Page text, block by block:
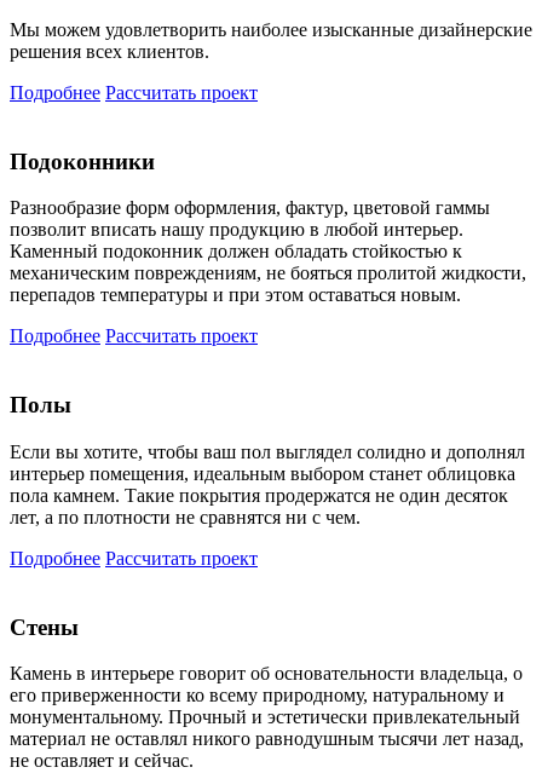
Мы можем удовлетворить наиболее изысканные дизайнерские
решения всех клиентов.
Подробнее Рассчитать проект
Подоконники
Разнообразие форм оформления, фактур, цветовой гаммы
позволит вписать нашу продукцию в любой интерьер.
Каменный подоконник должен обладать стойкостью к
механическим повреждениям, не бояться пролитой жидкости,
перепадов температуры и при этом оставаться новым.
Подробнее Рассчитать проект
Полы
Если вы хотите, чтобы ваш пол выглядел солидно и дополнял
интерьер помещения, идеальным выбором станет облицовка
пола камнем. Такие покрытия продержатся не один десяток
лет, а по плотности не сравнятся ни с чем.
Подробнее Рассчитать проект
Стены
Камень в интерьере говорит об основательности владельца, о
его приверженности ко всему природному, натуральному и
монументальному. Прочный и эстетически привлекательный
материал не оставлял никого равнодушным тысячи лет назад,
не оставляет и сейчас.